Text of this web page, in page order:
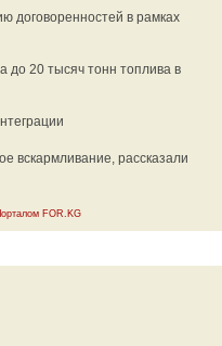
договоренностей в рамках
до 20 тысяч тонн топлива в
вскармливание, рассказали
FOR.KG